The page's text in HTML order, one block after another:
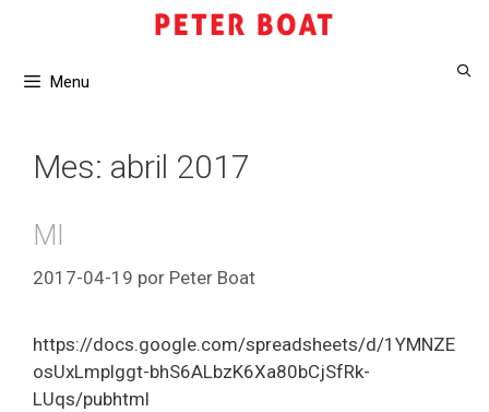
Menu
Mes: abril 2017
MI
2017-04-19 por Peter Boat
https://docs.google.com/spreadsheets/d/1YMNZE
osUxLmplggt-bhS6ALbzK6Xa80bCjSfRk-
LUqs/pubhtml